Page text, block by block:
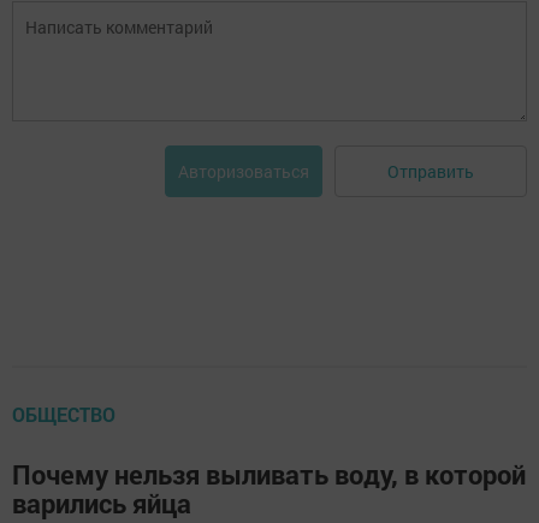
Авторизоваться Отправить
ОБЩЕСТВО
Почему нельзя выливать воду, в которой
варились яйца